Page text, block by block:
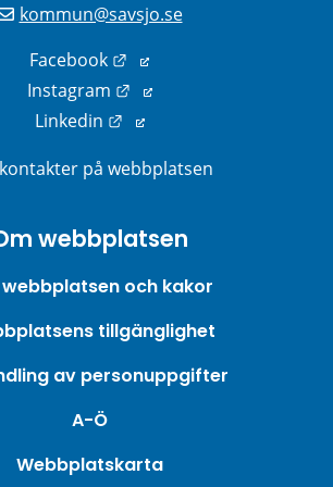
kommun@savsjo.se
Facebook
Länk till annan
Instagram
Länk till annan
Linkedin
Länk till annan webbplats.
på webbplatsen
webbplatsen
webbplatsen och kakor
tillgänglighet
av personuppgifter
A-Ö
Webbplatskarta